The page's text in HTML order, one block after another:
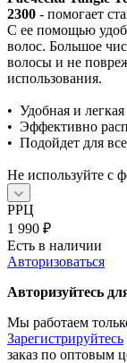
2300 - помогает
С ее помощью
волос. Большое
волосы и не
использования.
• Удобная и легкая
• Эффективно
• Подойдет для
Не используйте с
РРЦ
1 990 ₽
Есть в наличии
Авторизоваться
Авторизуйтесь
Мы работаем
Зарегистрируйтесь
заказ по оптовым